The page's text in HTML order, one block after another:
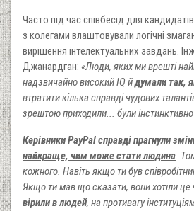
Часто під час співбесід для
з колегами влаштовували логічні
вирішення інтелектуальних завдань.
Джанардган: «Люди, яких ми врешті
надзвичайно високий IQ йдумали так,
втратити кілька справді чудових
зрештою приходили... були
Керівники PayPal справді прагнули
найкраще, чим може стати людина.
кожного. Навіть якщо ти був
Якщо ти мав що сказати, вони хотіли це
вірили в людей, на противагу